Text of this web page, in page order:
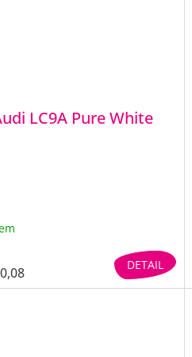
LC9A Pure White
DETAIL